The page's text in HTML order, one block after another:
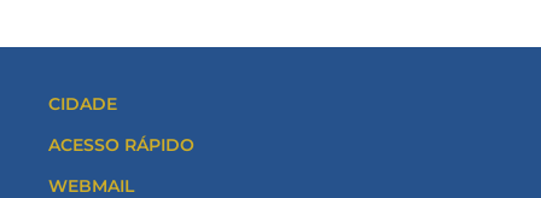
CIDADE
ACESSO RÁPIDO
WEBMAIL